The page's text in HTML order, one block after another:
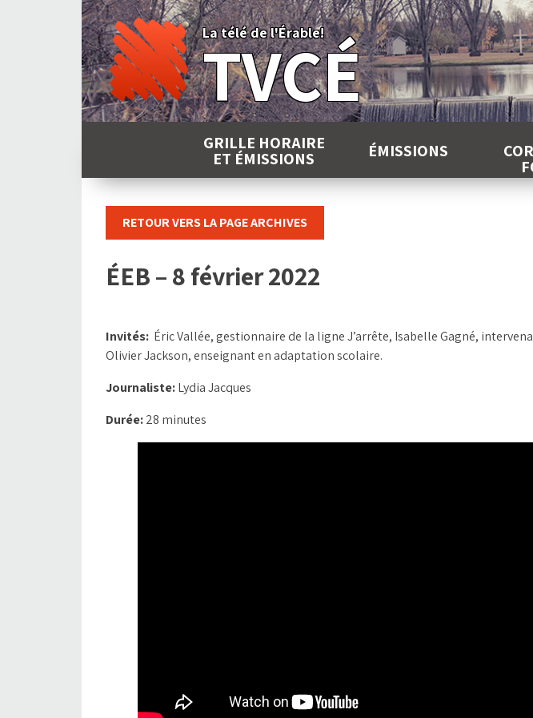
La télé de l'Érable!
TVCÉ
GRILLE HORAIRE
ET ÉMISSIONS ÉMISSIONS
RETOUR VERS LA PAGE ARCHIVES
ÉEB – 8 février 2022
Invités: Éric Vallée, gestionnaire de la ligne J’arrête, Isabelle Gagné,
Olivier Jackson, enseignant en adaptation scolaire.
Journaliste:Lydia Jacques
Durée:28 minutes